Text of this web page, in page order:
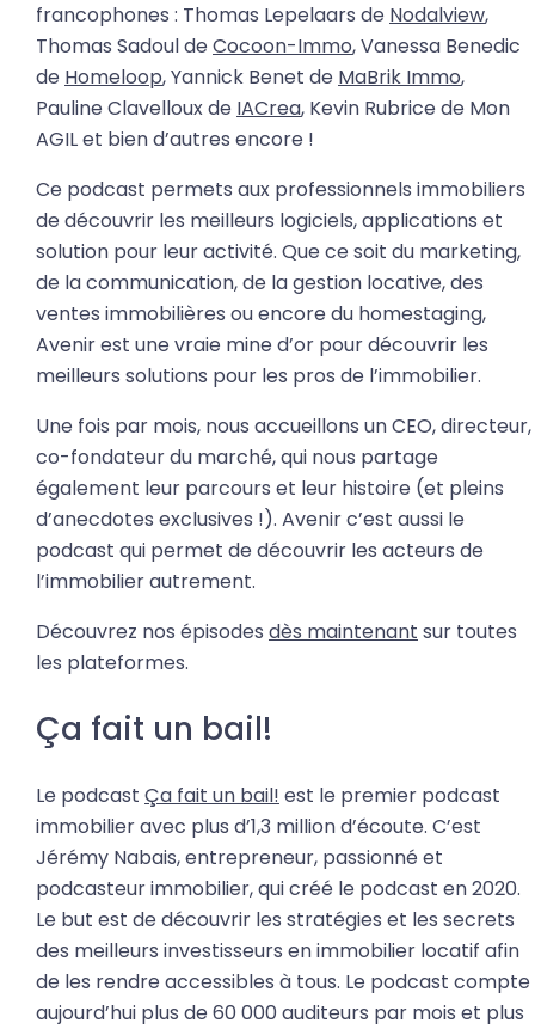
francophones : Thomas Lepelaars de Nodalview,
Thomas Sadoul deCocoon-Immo, Vanessa Benedic
de Homeloop, Yannick Benet de MaBrik Immo,
Pauline Clavelloux de IACrea, Kevin Rubrice de Mon
AGIL et bien d’autres encore !
Ce podcast permets aux professionnels immobiliers
de découvrir les meilleurs logiciels, applications et
solution pour leur activité. Que ce soit du marketing,
de la communication, de la gestion locative, des
ventes immobilières ou encore du homestaging,
Avenir est une vraie mine d’or pour découvrir les
meilleurs solutions pour les pros de l’immobilier.
Une fois par mois, nous accueillons un CEO, directeur,
co-fondateur du marché, qui nous partage
également leur parcours et leur histoire (et pleins
d’anecdotes exclusives !). Avenir c’est aussi le
podcast qui permet de découvrir les acteurs de
l’immobilier autrement.
Découvrez nos épisodes dès maintenant sur toutes
les plateformes.
Ça fait un bail!
Le podcast Ça fait un bail! est le premier podcast
immobilier avec plus d’1,3 million d’écoute. C’est
Jérémy Nabais, entrepreneur, passionné et
podcasteur immobilier, qui créé le podcast en 2020.
Le but est de découvrir les stratégies et les secrets
des meilleurs investisseurs en immobilier locatif afin
de les rendre accessibles à tous. Le podcast compte
aujourd’hui plus de 60 000 auditeurs par mois et plus